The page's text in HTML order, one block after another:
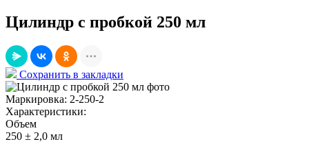
Цилиндр с пробкой 250 мл
Сохранить в закладки
Маркировка: 2-250-2
Характеристики:
Объем
250 ± 2,0 мл